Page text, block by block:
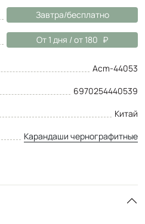
Завтра/бесплатно
От 1 дня / от 180
Acm-44053
6970254440539
Китай
Карандаши чернографитные